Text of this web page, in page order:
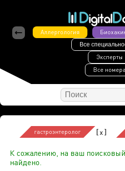
Аллергология
Все
Эксперты
Все номера
гастроэнтеролог [x]
К сожалению, на ваш
найдено.